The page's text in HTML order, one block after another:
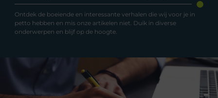
Ontdek de boeiende en interessante verhalen die wij voor je in
petto hebben en mis onze artikelen niet. Duik in diverse
onderwerpen en blijf op de hoogte.